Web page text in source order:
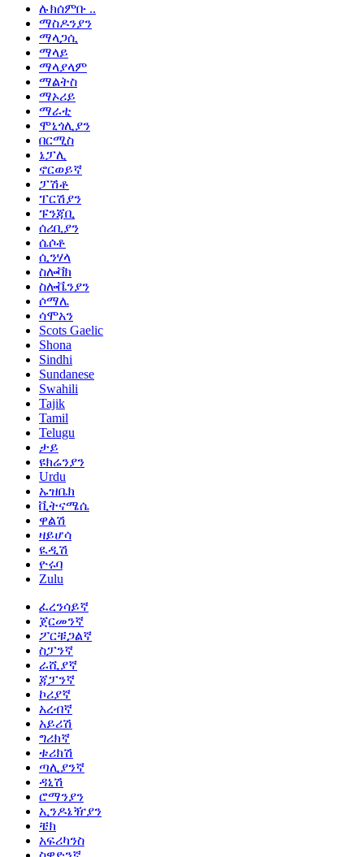
ሉክሰምቡ ..
ማስዶንያን
ማላጋሲ
ማላይ
ማላያላም
ማልትስ
ማኦሪይ
ማራቲ
ሞኒጎሊያን
በርሚስ
ኔፓሊ
ኖርወይኛ
ፓሽቶ
ፐርሽያን
ፑንጃቢ
ሰሪቢያን
ሴሶቶ
ሲንሃላ
ስሎቫክ
ስሎቬንያን
ሶማሌ
ሳሞአን
Scots Gaelic
Shona
Sindhi
Sundanese
Swahili
Tajik
Tamil
Telugu
ታይ
ዩክሬንያን
Urdu
ኡዝቤክ
ቪትናሜሴ
ዋልሽ
ዛይሆሳ
ዪዲሽ
ዮሩባ
Zulu
ፈረንሳይኛ
ጀርመንኛ
ፖርቹጋልኛ
ስፓንኛ
ራሺያኛ
ጃፓንኛ
ኮሪያኛ
አረብኛ
አይሪሽ
ግሪክኛ
ቱሪክሽ
ጣሊያንኛ
ዳኒሽ
ሮማንያን
ኢንዶኔዥያን
ቼክ
አፍሪካንስ